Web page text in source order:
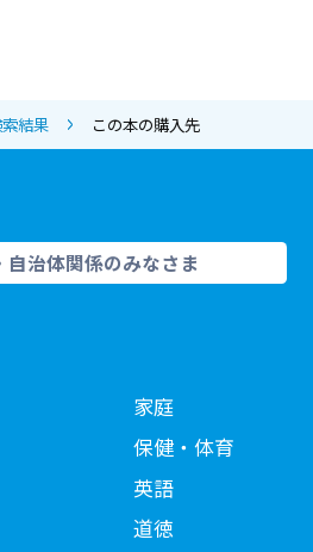
結果 この本の購入先
自治体関係のみなさま
家庭
保健・体育
英語
道徳